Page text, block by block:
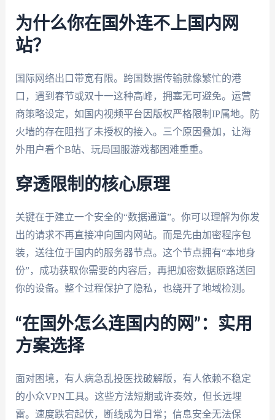
为什么你在国外连不上国内网
站？
国际网络出口带宽有限。跨国数据传输就像繁忙的港
口，遇到春节或双十一这种高峰，拥塞无可避免。运营
商策略设定，如国内视频平台因版权严格限制IP属地。防
火墙的存在阻挡了未授权的接入。三个原因叠加，让海
外用户看个B站、玩局国服游戏都困难重重。
穿透限制的核心原理
关键在于建立一个安全的“数据通道”。你可以理解为你发
出的请求不再直接冲向国内网站。而是先由加密程序包
装，送往位于国内的服务器节点。这个节点拥有“本地身
份”，成功获取你需要的内容后，再把加密数据原路送回
你的设备。整个过程保护了隐私，也绕开了地域检测。
“在国外怎么连国内的网”：实用
方案选择
面对困境，有人病急乱投医找破解版，有人依赖不稳定
的小众VPN工具。这些方法短期或许奏效，但长远埋
雷。速度跌宕起伏，断线成为日常；信息安全无法保